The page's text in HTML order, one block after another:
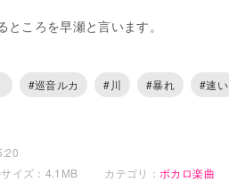
ころを早瀬と言います。
月28日
月29日
#巡音ルカ #川 #暴れ #速い
イズ：4.1MB カテゴリ： ボカロ楽曲